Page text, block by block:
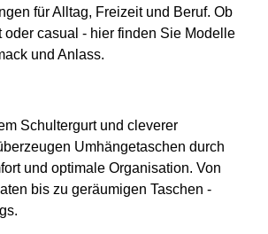
25 Liter
für Alltag, Freizeit und Beruf. Ob
oder casual - hier finden Sie Modelle
und Anlass.
Schultergurt und cleverer
Umhängetaschen durch
und optimale Organisation. Von
bis zu geräumigen Taschen -